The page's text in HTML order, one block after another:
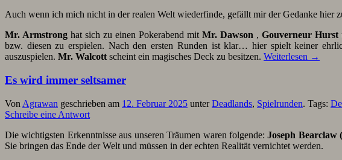
Auch wenn ich mich nicht in der realen Welt wiederfinde, gefällt mir der Gedanke hier
Mr. Armstrong hat sich zu einen Pokerabend mit Mr. Dawson , Gouverneur Hurst
bzw. diesen zu erspielen. Nach den ersten Runden ist klar… hier spielt keiner
auszuspielen. Mr. Walcottscheint ein magisches Deck zu besitzen. Weiterlesen →
Es wird immer seltsamer
Von Agrawan geschrieben am 12. Februar 2025 unterDeadlands, Spielrunden. Tags:
Schreibe eine Antwort
Die wichtigsten Erkenntnisse aus unseren Träumen waren folgende: Joseph Bearclaw
Sie bringen das Ende der Welt und müssen in der echten Realität vernichtet werden.